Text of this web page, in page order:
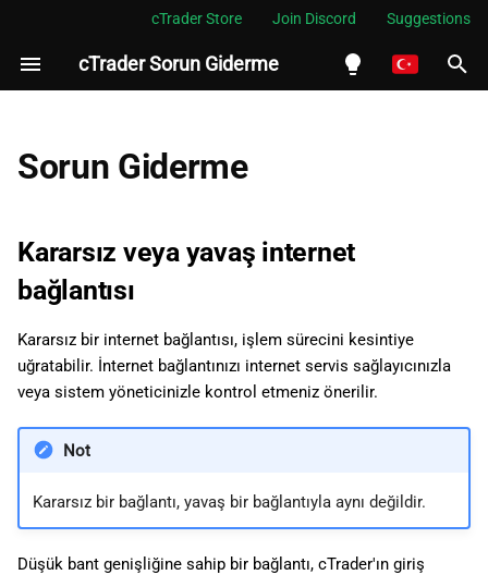
cTrader Store Join Discord Suggestions
cTrader Sorun Giderme
ไทย
Tiếng Việt
한국어
日本語
A
a
ş
l
a
Kararsız veya yavaş internet
bağlantısı
ABD kullanıcıları
desteklenmiyor
Neden ABD kullanıcıları
desteklenmiyor
Yerel ayar tespiti
Sorun Giderme
Kararsız veya yavaş internet
bağlantısı
Kararsız bir internet bağlantısı, işlem sürecini kesintiye
uğratabilir. İnternet bağlantınızı internet servis sağlayıcınızla
veya sistem yöneticinizle kontrol etmeniz önerilir.
Not
Kararsız bir bağlantı, yavaş bir bağlantıyla aynı değildir.
Düşük bant genişliğine sahip bir bağlantı, cTrader'ın giriş